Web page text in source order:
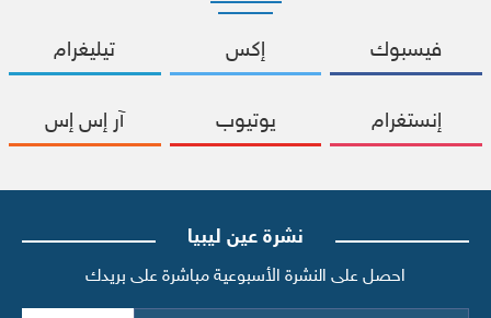
فيسبوك إكس تيليغرام
إنستغرام يوتيوب آر إس إس
نشرة عين ليبيا
احصل على النشرة الأسبوعية مباشرة على بريدك